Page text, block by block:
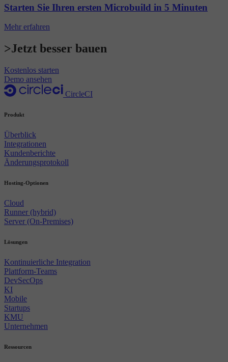
Starten Sie Ihren ersten Microbuild in 5 Minuten
Mehr erfahren
>Jetzt besser bauen
Kostenlos starten
Demo ansehen
CircleCI
Produkt
Überblick
Integrationen
Kundenberichte
Änderungsprotokoll
Hosting-Optionen
Cloud
Runner (hybrid)
Server (On-Premises)
Lösungen
Kontinuierliche Integration
Plattform-Teams
DevSecOps
KI
Mobile
Startups
KMU
Unternehmen
Ressourcen